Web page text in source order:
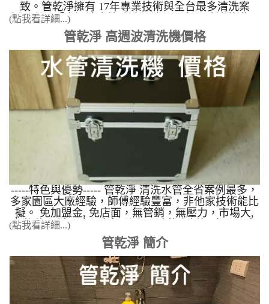
致。管乾淨擁有 17年專業技術與全台最多清洗案
例，利用「高週波水管清洗工法」，在不破壞裝潢、
不使用化學藥劑的前提下，達到 99.5% 的管道疏通與
除垢成功率。 在冬天時 熱水忽冷忽熱 ，像在洗三溫
暖、戰鬥澡，整理三個解決方式?️ 1. 檢查熱水器 檢
查熱水器電池電量，是否有正常運作？直接將水龍頭
開到熱水最左邊，觀察出水量，是否有一拇指大小
2. 檢查蓮蓬頭是否堵塞 水壓會影響到熱水器的，可
以先檢查蓮蓬頭 是不是被塞住了，因出水被堵住，
出水量不足，就會忽冷忽熱 3. 水管堵住，導致水壓
太小 上述都檢查後沒改善，以為是熱水器有問題，
卻不知道可能是熱水器下方的三角凡爾堵塞，或是熱
水管生鏽造成水管管壁堵塞，水壓不足讓熱水器無法
正常運作。 點擊看案例 當水龍頭打開時，發現水有
異味及顏色，每次洗手或洗澡後，皮膚會覺得莫名的
發癢，都是管壁上種種的雜質及細菌造成的。 以下
為精選影片分享 台北市 士林區 芝玉路二段 清洗水
管 彰化 花壇 清洗水管 南投 竹山 某公司 竹北白
地 水管清洗 香山 福樹街 清洗水管 - 我家有泡沫紅
茶 新竹南大路 水管清洗 之我家有果汁 以下為精選
圖片分享
(點我看詳細...)
管乾淨 高週波清洗機價格
-----特色與優勢----- 管乾淨 清洗水管全省案例最多，
多家園區大廠經驗，師傅經驗豐富，非他家技術能比
擬。 免加盟金, 免店面，無管銷，無壓力，市場大,
免綁約，低風險，高報酬 有口碑的案例經驗 使用本
公司的水管清洗設備，到現場施工成功率99.5%(他家
還在90%成功率)，案例影音占全台90%，您沒有看
錯，全台90%的案例幾乎都是管乾淨的學生提供，如
果要學技術請到管乾淨 水管清洗 訓練。 為何選管
乾淨? 管乾淨超過15年的專業技術，擁有全省清洗案
例最多清洗管路經驗，公司不斷的精進技術與經驗累
(點我看詳細...)
管乾淨 簡介